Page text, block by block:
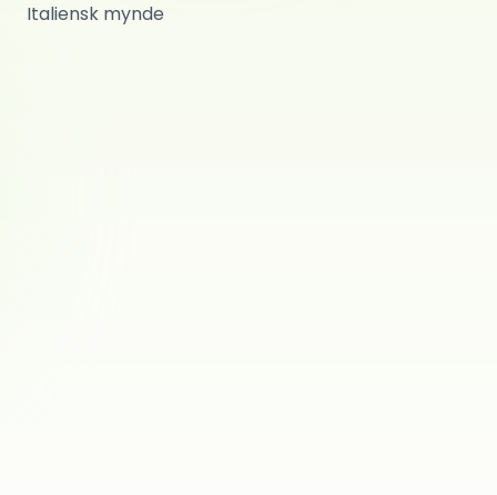
Italiensk mynde
Italiensk mynde